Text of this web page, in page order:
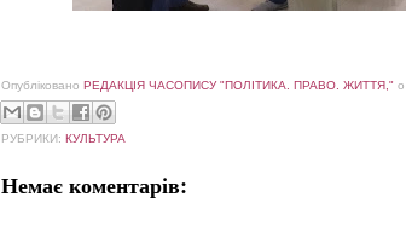
Опубліковано РЕДАКЦІЯ ЧАСОПИСУ "ПОЛІТИКА. ПРАВО. ЖИТТЯ," о
РУБРИКИ: КУЛЬТУРА
Немає коментарів: